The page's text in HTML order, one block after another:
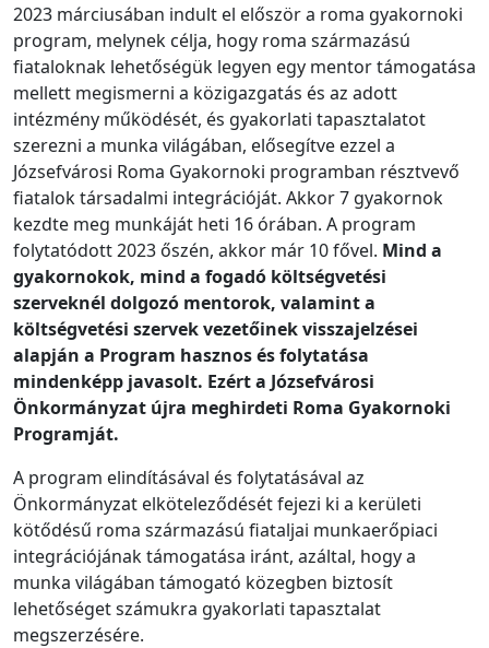
2023 márciusában indult el először a roma gyakornoki
program, melynek célja, hogy roma származású
fiataloknak lehetőségük legyen egy mentor támogatása
mellett megismerni a közigazgatás és az adott
intézmény működését, és gyakorlati tapasztalatot
szerezni a munka világában, elősegítve ezzel a
Józsefvárosi Roma Gyakornoki programban résztvevő
fiatalok társadalmi integrációját. Akkor 7 gyakornok
kezdte meg munkáját heti 16 órában. A program
folytatódott 2023 őszén, akkor már 10 fővel. Mind a
gyakornokok, mind a fogadó költségvetési
szerveknél dolgozó mentorok, valamint a
költségvetési szervek vezetőinek visszajelzései
alapján a Program hasznos és folytatása
mindenképp javasolt. Ezért a Józsefvárosi
Önkormányzat újra meghirdeti Roma Gyakornoki
Programját.
A program elindításával és folytatásával az
Önkormányzat elköteleződését fejezi ki a kerületi
kötődésű roma származású fiataljai munkaerőpiaci
integrációjának támogatása iránt, azáltal, hogy a
munka világában támogató közegben biztosít
lehetőséget számukra gyakorlati tapasztalat
megszerzésére.